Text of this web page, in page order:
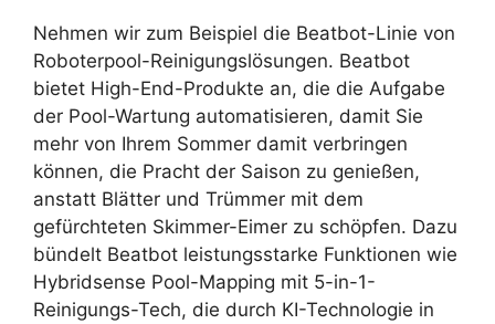
Nehmen wir zum Beispiel die Beatbot-Linie von
Roboterpool-Reinigungslösungen. Beatbot
bietet High-End-Produkte an, die die Aufgabe
der Pool-Wartung automatisieren, damit Sie
mehr von Ihrem Sommer damit verbringen
können, die Pracht der Saison zu genießen,
anstatt Blätter und Trümmer mit dem
gefürchteten Skimmer-Eimer zu schöpfen. Dazu
bündelt Beatbot leistungsstarke Funktionen wie
Hybridsense Pool-Mapping mit 5-in-1-
Reinigungs-Tech, die durch KI-Technologie in